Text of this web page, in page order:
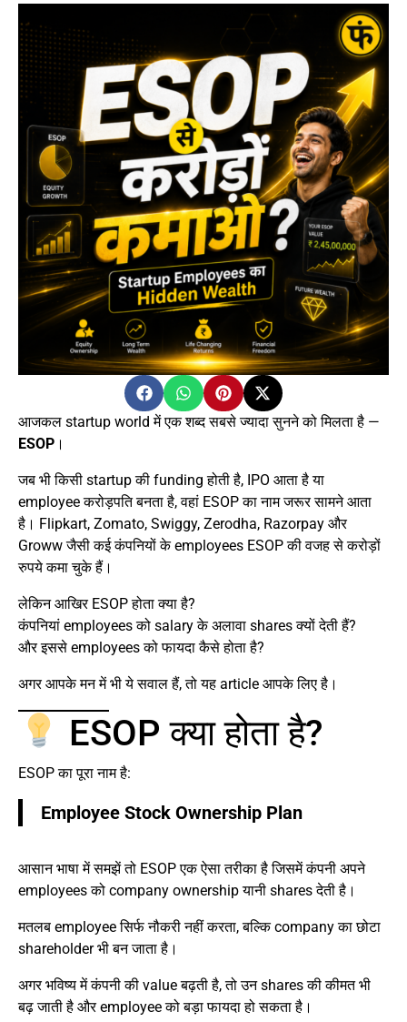
आजकल startup world में एक शब्द सबसे ज्यादा सुनने को मिलता है —
ESOP ।
जब भी किसी startup की funding होती है, IPO आता है या
employee करोड़पति बनता है, वहां ESOP का नाम जरूर सामने आता
है। Flipkart, Zomato, Swiggy, Zerodha, Razorpay और
Groww जैसी कई कंपनियों के employees ESOP की वजह से करोड़ों
रुपये कमा चुके हैं।
लेकिन आखिर ESOP होता क्या है?
कंपनियां employees को salary के अलावा shares क्यों देती हैं?
और इससे employees को फायदा कैसे होता है?
अगर आपके मन में भी ये सवाल हैं, तो यह article आपके लिए है।
ESOP क्या होता है?
ESOP का पूरा नाम है:
Employee Stock Ownership Plan
आसान भाषा में समझें तो ESOP एक ऐसा तरीका है जिसमें कंपनी अपने
employees को company ownership यानी shares देती है।
मतलब employee सिर्फ नौकरी नहीं करता, बल्कि company का छोटा
shareholder भी बन जाता है।
अगर भविष्य में कंपनी की value बढ़ती है, तो उन shares की कीमत भी
बढ़ जाती है और employee को बड़ा फायदा हो सकता है।